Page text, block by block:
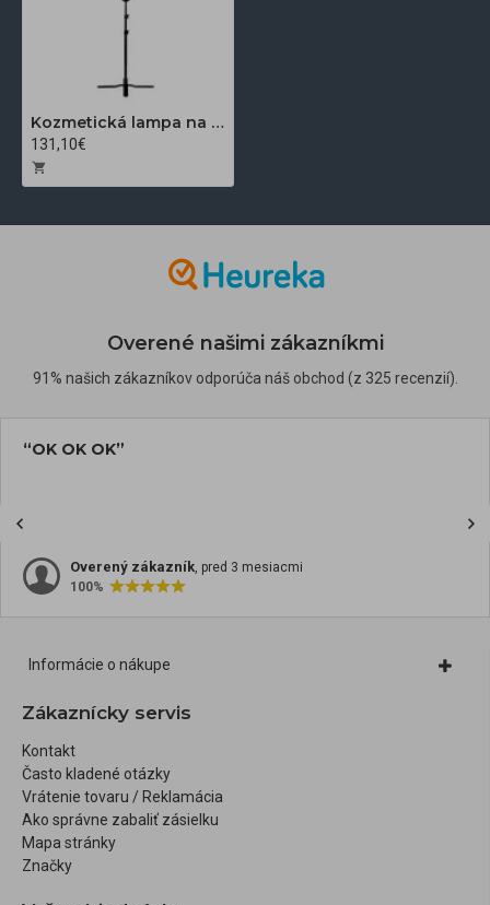
Kozmetická lampa na riasy a líčenie Polluks IV MSP-MJ-02 s ovládačom čierna
131,10€
Overené našimi zákazníkmi
91% našich zákazníkov odporúča náš obchod (z 325 recenzií).
“OK OK OK”
Overený zákazník, pred 3 mesiacmi
100%
Informácie o nákupe
Zákaznícky servis
Kontakt
Často kladené otázky
Vrátenie tovaru / Reklamácia
Ako správne zabaliť zásielku
Mapa stránky
Značky